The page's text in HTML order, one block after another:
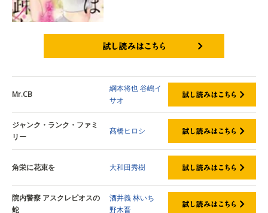
Mr.CB
綱本将也谷嶋イ
サオ
ジャンク・ランク・ファミ
リー
髙橋ヒロシ
角栄に花束を 大和田秀樹
院内警察 アスクレピオスの
蛇
酒井義林いち
野木晋